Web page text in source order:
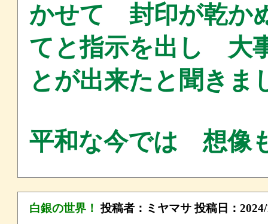
かせて 封印が乾か
てと指示を出し 大
とが出来たと聞きま
平和な今では 想像
白銀の世界！ 投稿者： ミヤマサ投稿日：